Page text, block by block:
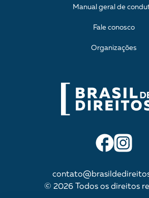
© 2026 Todos os direitos
Manual geral de
Fale conosco
Organizações